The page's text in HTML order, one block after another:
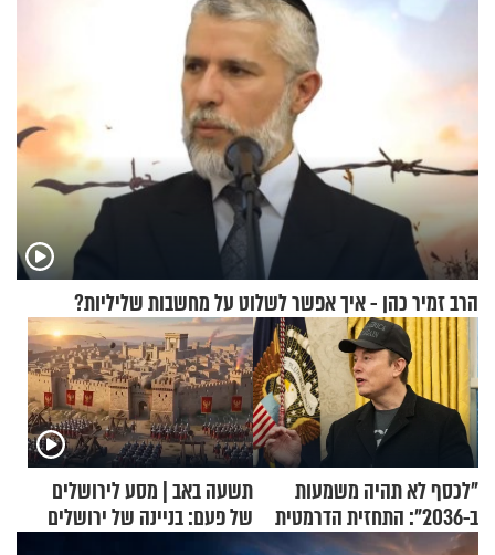
הרב זמיר כהן - איך אפשר לשלוט על מחשבות שליליות?
"לכסף לא תהיה משמעות
ב-2036": התחזית הדרמטית
של אילון מאסק על עתיד
תשעה באב | מסע לירושלים
של פעם: בניינה של ירושלים